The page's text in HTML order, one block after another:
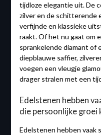
tijdloze elegantie uit. De
zilver en de schitterende
verfijnde en klassieke
raakt. Of het nu gaat om
sprankelende diamant of
diepblauwe saffier,
voegen een vleugje
drager stralen met een
Edelstenen hebben
die persoonlijke groei
Edelstenen hebben vaak